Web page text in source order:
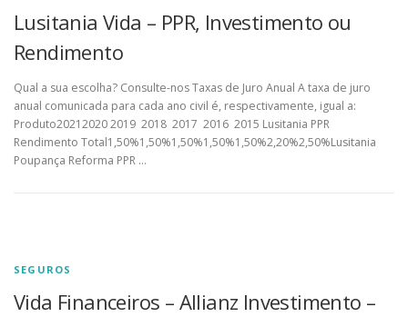
Lusitania Vida – PPR, Investimento ou
Rendimento
Qual a sua escolha? Consulte-nos Taxas de Juro Anual A taxa de juro
anual comunicada para cada ano civil é, respectivamente, igual a:
Produto20212020 2019 2018 2017 2016 2015 Lusitania PPR
Rendimento Total1,50%1,50%1,50%1,50%1,50%2,20%2,50%Lusitania
Poupança Reforma PPR …
SEGUROS
Vida Financeiros – Allianz Investimento –